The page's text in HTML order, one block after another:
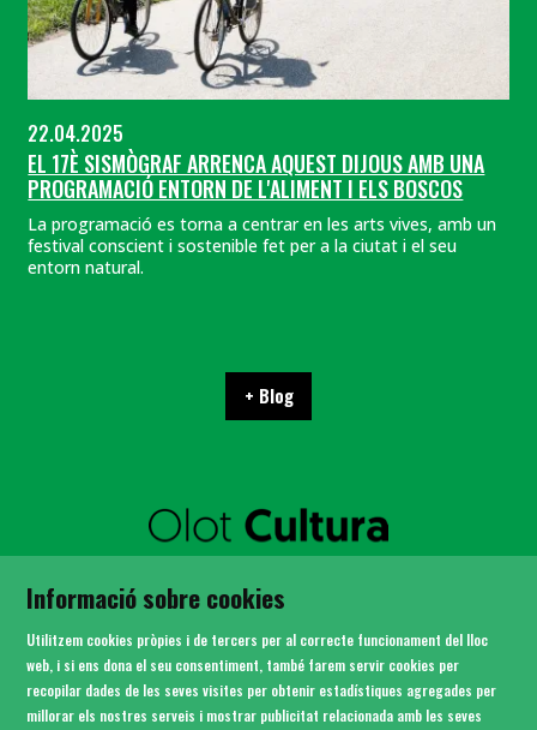
22.04.2025
EL 17È SISMÒGRAF ARRENCA AQUEST DIJOUS AMB UNA
PROGRAMACIÓ ENTORN DE L'ALIMENT I ELS BOSCOS
La programació es torna a centrar en les arts vives, amb un
festival conscient i sostenible fet per a la ciutat i el seu
entorn natural.
+ Blog
AVÍS LEGAL
POLÍTICA DE PRIVACITAT
ÚS DE COOKIES
CONTACTE
Informació sobre cookies
Utilitzem cookies pròpies i de tercers per al correcte funcionament del lloc
web, i si ens dona el seu consentiment, també farem servir cookies per
recopilar dades de les seves visites per obtenir estadístiques agregades per
millorar els nostres serveis i mostrar publicitat relacionada amb les seves